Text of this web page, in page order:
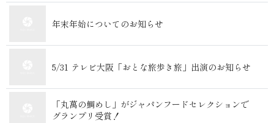
年末年始についてのお知らせ
5/31 テレビ大阪「おとな旅歩き旅」出演のお知らせ
「丸萬の鯛めし」がジャパンフードセレクションで
グランプリ受賞！